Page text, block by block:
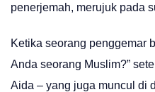
penerjemah, merujuk pada
Ketika seorang penggemar
Anda seorang Muslim?”
Aida – yang juga muncul di